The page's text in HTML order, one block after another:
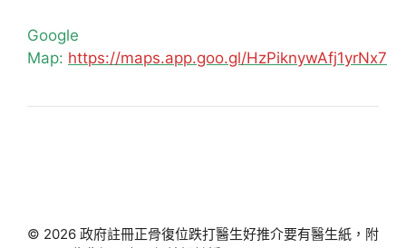
Google
Map: https://maps.app.goo.gl/HzPiknywAfj1yrNx7
© 2026 政府註冊正骨復位跌打醫生好推介要有醫生紙，附